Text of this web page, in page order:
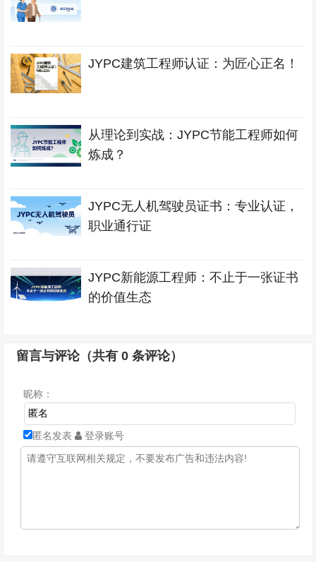
JYPC建筑工程师认证：为匠心正名！
从理论到实战：JYPC节能工程师如何
炼成？
JYPC无人机驾驶员证书：专业认证，
职业通行证
JYPC新能源工程师：不止于一张证书
的价值生态
留言与评论（共有0 条评论）
昵称：
匿名发表 登录账号